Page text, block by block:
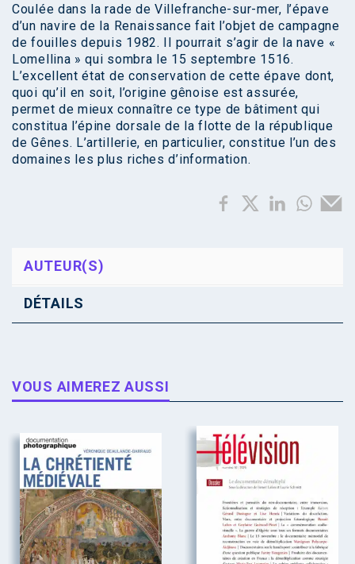
Coulée dans la rade de Villefranche-sur-mer, l’épave
d’un navire de la Renaissance fait l’objet de campagne
de fouilles depuis 1982. Il pourrait s’agir de la nave «
Lomellina » qui sombra le 15 septembre 1516.
L’excellent état de conservation de cette épave dont,
quoi qu’il en soit, l’origine gênoise est assurée,
permet de mieux connaître ce type de bâtiment qui
constitua l’épine dorsale de la flotte de la république
de Gênes. L’artillerie, en particulier, constitue l’un des
domaines les plus riches d’information.
AUTEUR(S)
DÉTAILS
VOUS AIMEREZ AUSSI